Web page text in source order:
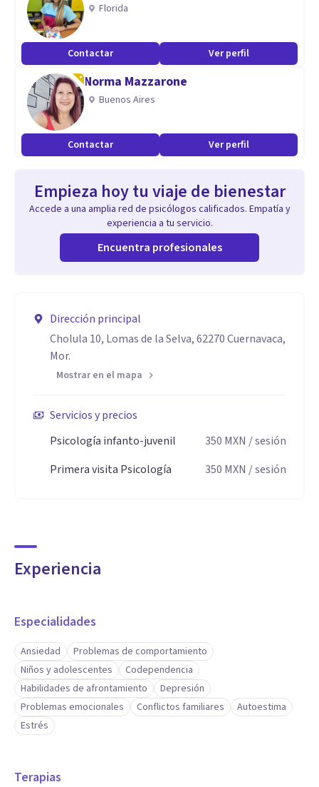
Florida
Contactar Ver perfil
Norma Mazzarone
Buenos Aires
Contactar Ver perfil
Empieza hoy tu viaje de bienestar
Accede a una amplia red de psicólogos calificados. Empatía y
experiencia a tu servicio.
Encuentra profesionales
Dirección principal
Cholula 10, Lomas de la Selva, 62270 Cuernavaca,
Mor.
Mostrar en el mapa
Servicios y precios
Psicología infanto-juvenil
350 MXN / sesión
Primera visita Psicología
350 MXN / sesión
Experiencia
Especialidades
Ansiedad
Problemas de comportamiento
Niños y adolescentes
Codependencia
Habilidades de afrontamiento
Depresión
Problemas emocionales
Conflictos familiares
Autoestima
Estrés
Terapias